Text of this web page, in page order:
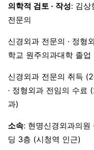
의학적 검토 · 작성: 김상
전문의
신경외과 전문의 · 정형
학교 원주의과대학 졸업
신경외과 전문의 취득
· 정형외과 전임의 수료
과)
소속: 현명신경외과의원
딩 3층 (시청역 인근)